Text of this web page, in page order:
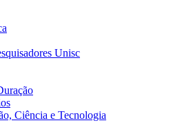
Unisc
Ciência e Tecnologia